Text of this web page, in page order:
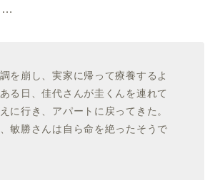
…
を崩し、実家に帰って療養するよ
る日、佳代さんが圭くんを連れて
に行き、アパートに戻ってきた。
敏勝さんは自ら命を絶ったそうで